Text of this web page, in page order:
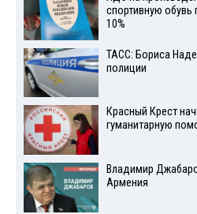
спортивную
10%
ТАСС: Бориса
полиции
Красный Крест
гуманитарную
Владимир
Армения